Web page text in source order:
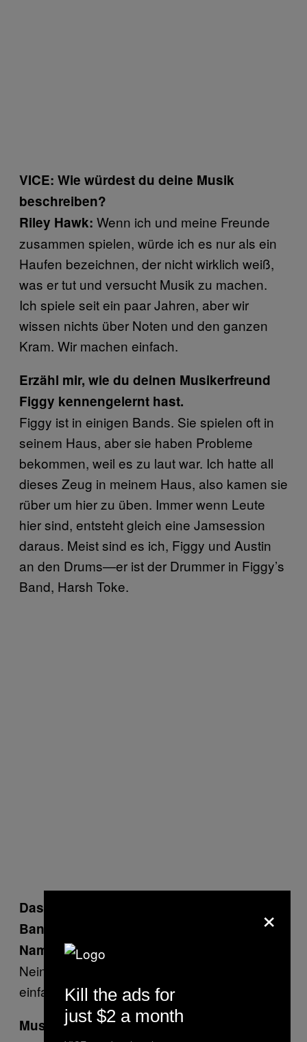
VICE: Wie würdest du deine Musik
beschreiben?
Riley Hawk: Wenn ich und meine Freunde
zusammen spielen, würde ich es nur als ein
Haufen bezeichnen, der nicht wirklich weiß,
was er tut und versucht Musik zu machen.
Ich spiele seit ein paar Jahren, aber wir
wissen nichts über Noten und den ganzen
Kram. Wir machen einfach.
Erzähl mir, wie du deinen Musikerfreund
Figgy kennengelernt hast.
Figgy ist in einigen Bands. Sie spielen oft in
seinem Haus, aber sie haben Probleme
bekommen, weil es zu laut war. Ich hatte all
dieses Zeug in meinem Haus, also kamen sie
rüber um hier zu üben. Immer wenn Leute
hier sind, entsteht gleich eine Jamsession
daraus. Meist sind es ich, Figgy und Austin
an den Drums—er ist der Drummer in Figgy’s
Band, Harsh Toke.
Das ist ein toller Name für eine Stoner
Band. Habt ihr auch einen stonermäßigen
Namen für eure Band?
Nein, wir sind keine Band. Jeder klimpert
einfach auf seinem Instrument herum.
Muss man stoned sein um Stonerrock zu
×
Kill the ads for
just $2 a month